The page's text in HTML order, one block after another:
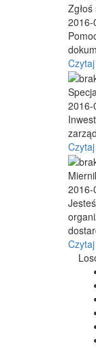
2016-
2016-
2016-